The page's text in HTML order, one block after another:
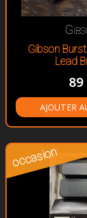
Gibson
Lead
89
occasion